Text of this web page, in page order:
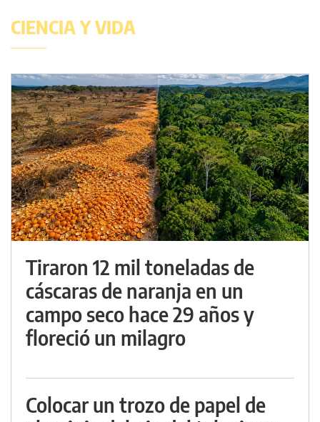
CIENCIA Y VIDA
Tiraron 12 mil toneladas de
cáscaras de naranja en un
campo seco hace 29 años y
floreció un milagro
Colocar un trozo de papel de